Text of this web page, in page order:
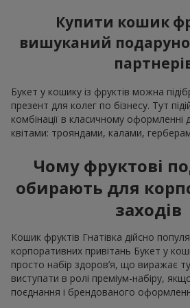
Купити кошик
вишуканий
Букет у кошику із фруктів можна
презент для колег по бізнесу. Тут
комбінації в класичному оформленні
квітами: трояндами, калами,
Чому фруктові
обирають для
заходів
Кошик фруктів Гнатівка дійсно
корпоративних привітань Букет у
просто набір здоров’я, що виражає
виступати в ролі преміум-набіру,
поєднання і брендованого